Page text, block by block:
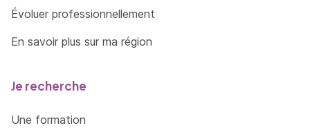
Évoluer professionnellement
En savoir plus sur ma région
Je recherche
Une formation